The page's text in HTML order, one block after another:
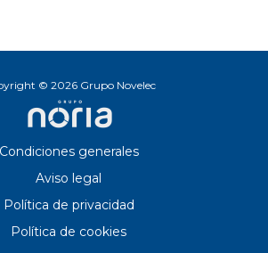
© 2026 Grupo Novelec
Condiciones generales
Aviso legal
Política de privacidad
Política de cookies